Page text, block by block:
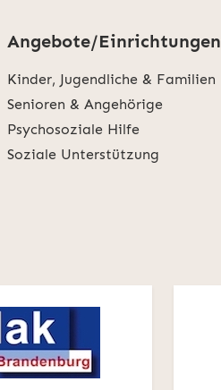
Angebote/Einrichtungen
Kinder, Jugendliche & Familien
Senioren & Angehörige
Psychosoziale Hilfe
Soziale Unterstützung